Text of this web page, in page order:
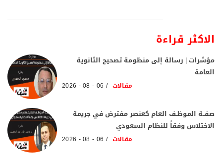
الاكثر قراءة
مؤشرات | رسالة إلى منظومة تصحيح الثانوية
العامة
مقالات 06 - 08 - 2026
صفــة الموظـف العام كعنصر مفترض في جريمة
الاختلاس وفقاً للنظام السعودي
مقالات 06 - 08 - 2026